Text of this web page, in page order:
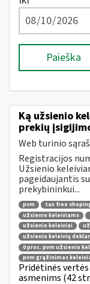
Paieška
Ką užsienio
prekių
Web turinio
Registracijos
Užsienio
pageidaujantis
prekybininkui...
pvm tax free
užsienio keleiviams
užsienio keleiviai
užsienio keleivių
0 proc. pvm užsienio
pvm grąžinimas
Pridėtinės
asmenims (42